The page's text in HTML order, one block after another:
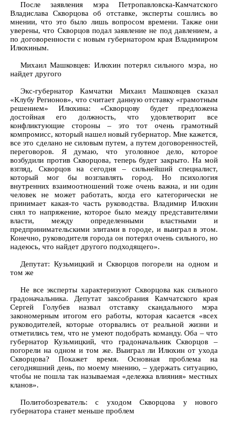
После заявления мэра Петропавловска-Камчатского
Владислава Скворцова об отставке, эксперты сошлись во
мнении, что это было лишь вопросом времени. Также они
уверены, что Скворцов подал заявление не под давлением, а
по договоренности с новым губернатором края Владимиром
Илюхиным.
Михаил Машковцев: Илюхин потерял сильного мэра, но
найдет другого
Экс-губернатор Камчатки Михаил Машковцев сказал
«Клубу Регионов», что считает данную отставку «грамотным
решением» Илюхина: «Скворцову будет предложена
достойная его должность, что удовлетворит все
конфликтующие стороны – это тот очень грамотный
компромисс, который нашел новый губернатор. Мне кажется,
все это сделано не силовым путем, а путем договоренностей,
переговоров. Я думаю, что уголовное дело, которое
возбудили против Скворцова, теперь будет закрыто. На мой
взгляд, Скворцов на сегодня – сильнейший специалист,
который мог бы возглавлять город. Но психология
внутренних взаимоотношений тоже очень важна, и ни один
человек не может работать, когда его категорически не
принимает какая-то часть руководства. Владимир Илюхин
снял то напряжение, которое было между представителями
власти, между определенными властными и
предпринимательскими элитами в городе, и выиграл в этом.
Конечно, руководителя города он потерял очень сильного, но
надеюсь, что найдет другого подходящего».
Депутат: Кузьмицкий и Скворцов погорели на одном и
том же
Не все эксперты характеризуют Скворцова как сильного
градоначальника. Депутат заксобрания Камчатского края
Сергей Голубев назвал отставку скандального мэра
закономерным итогом его работы, которая касается «всех
руководителей, которые оторвались от реальной жизни и
отметились тем, что не умеют подобрать команду. Оба – что
губернатор Кузьмицкий, что градоначальник Скворцов –
погорели на одном и том же. Выиграл ли Илюхин от ухода
Скворцова? Покажет время. Основная проблема на
сегодняшний день, по моему мнению, – удержать ситуацию,
чтобы не пошла так называемая «дележка влияния» местных
кланов».
Политобозреватель: с уходом Скворцова у нового
губернатора станет меньше проблем